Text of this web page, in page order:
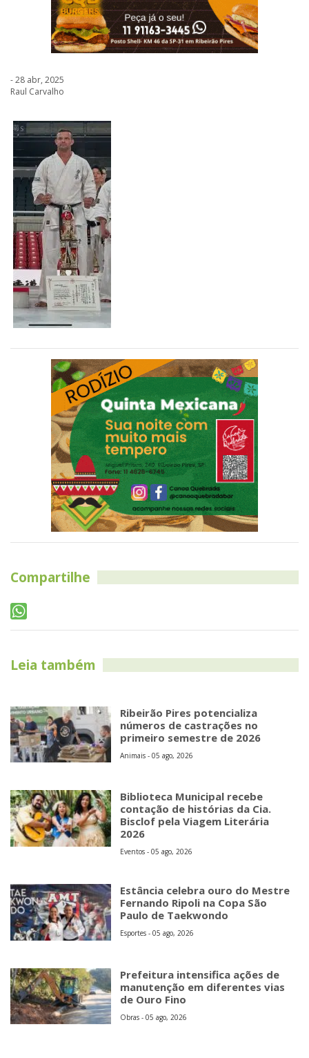
- 28 abr, 2025
Raul Carvalho
Compartilhe
Leia também
Ribeirão Pires potencializa
números de castrações no
primeiro semestre de 2026
Animais - 05 ago, 2026
Biblioteca Municipal recebe
contação de histórias da Cia.
Bisclof pela Viagem Literária
2026
Eventos - 05 ago, 2026
Estância celebra ouro do Mestre
Fernando Ripoli na Copa São
Paulo de Taekwondo
Esportes - 05 ago, 2026
Prefeitura intensifica ações de
manutenção em diferentes vias
de Ouro Fino
Obras - 05 ago, 2026